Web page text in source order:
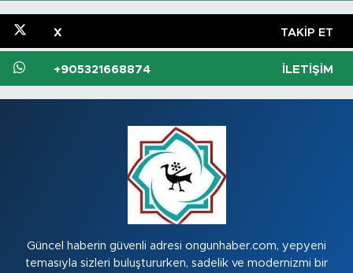
X TAKIP ET
+905321668874 İLETIŞIM
Güncel haberin güvenli adresi ongunhaber.com, yepyeni
temasıyla sizleri buluştururken, sadelik ve modernizmi bir